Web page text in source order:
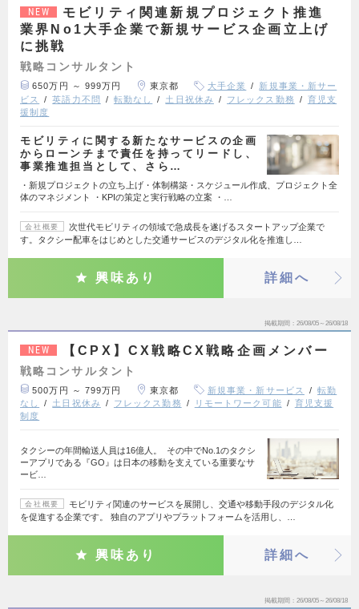
NEW
モビリティ関連新規プロジェクト推進
業界No1大手企業で新規サービス企画立上げ
に挑戦
戦略コンサルタント
650万円 ～ 999万円 東京都 大手企業
新規事業・新サー
ビス
英語力不問 転勤なし 土日祝休み フレックス勤務
育児支
援制度
モビリティに関する新たなサービスの企画
からローンチまで責任を持ってリードし、
事業推進担当として、さら…
・新規プロジェクトの立ち上げ・体制構築・スケジュール作成、プロジェクト全
体のマネジメント ・KPIの策定と実行戦略の立案 ・…
会社概要
次世代モビリティの領域で急成長を遂げるスタートアップ企業で
す。タクシー配車をはじめとした交通サービスのデジタル化を推進し…
興味あり 詳細へ
掲載期間 26/08/05～26/08/18
NEW 【CPX】CX戦略CX戦略企画メンバー
戦略コンサルタント
500万円 ～ 799万円 東京都 新規事業・新サービス
転勤
なし
土日祝休み フレックス勤務 リモートワーク可能
育児支援
制度
タクシーの年間輸送人員は16億人。 その中でNo.1のタクシ
ーアプリである『GO』は日本の移動を支えている重要なサ
ービ…
会社概要
モビリティ関連のサービスを展開し、交通や移動手段のデジタル化
を促進する企業です。 独自のアプリやプラットフォームを活用し、…
興味あり 詳細へ
掲載期間 26/08/05～26/08/18